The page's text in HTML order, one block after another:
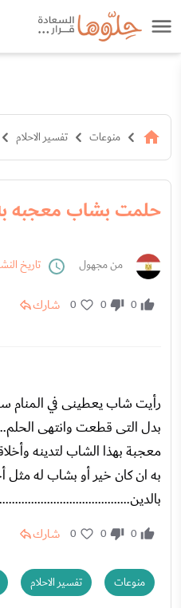
منوعات تفسير الاحلام
حلمت بشاب معجبه
من مجهول تاريخ
0
0
0 شارك
رأيت شاب يعطينى في المنام
بدل التى قطعت وانتهى
معجبة بهذا الشاب لتدينه
به ان كان خير أو بشاب له مثل
0
0
0 شارك
منوعات تفسير الاحلام